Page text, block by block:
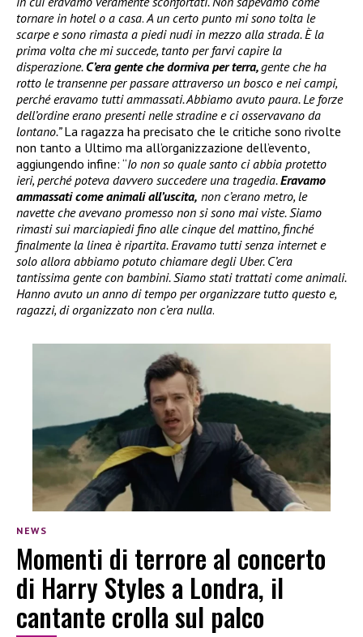
tornare in hotel o a casa. A un certo punto mi sono tolta le
scarpe e sono rimasta a piedi nudi in mezzo alla strada. È la
prima volta che mi succede, tanto per farvi capire la
disperazione. C’era gente che dormiva per terra,gente che ha
rotto le transenne per passare attraverso un bosco e nei campi,
perché eravamo tutti ammassati. Abbiamo avuto paura. Le forze
dell’ordine erano presenti nelle stradine e ci osservavano da
lontano.”La ragazza ha precisato che le critiche sono rivolte
non tanto a Ultimo ma all’organizzazione dell’evento,
aggiungendo infine: “Io non so quale santo ci abbia protetto
ieri, perché poteva davvero succedere una tragedia.Eravamo
ammassati come animali all’uscita, non c’erano metro, le
navette che avevano promesso non si sono mai viste. Siamo
rimasti sui marciapiedi fino alle cinque del mattino, finché
finalmente la linea è ripartita. Eravamo tutti senza internet e
solo allora abbiamo potuto chiamare degli Uber. C’era
tantissima gente con bambini. Siamo stati trattati come animali.
Hanno avuto un anno di tempo per organizzare tutto questo e,
ragazzi, di organizzato non c’era nulla.
NEWS
Momenti di terrore al concerto
di Harry Styles a Londra, il
cantante crolla sul palco